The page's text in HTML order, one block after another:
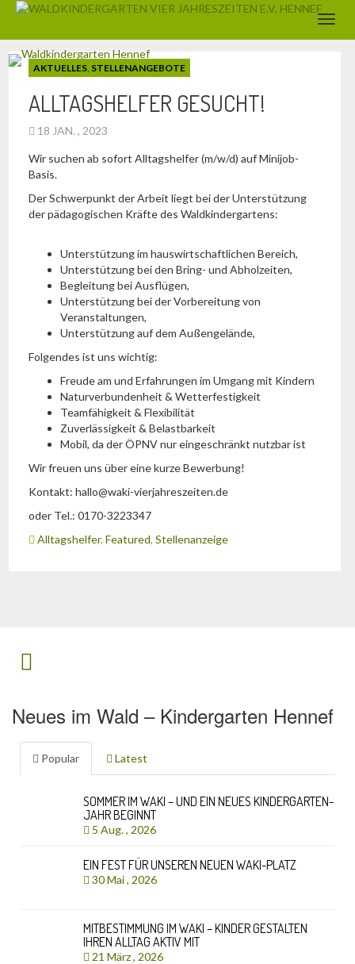
AKTUELLES, STELLENANGEBOTE
ALLTAGSHELFER GESUCHT!
18 JAN. , 2023
Wir suchen ab sofort Alltagshelfer (m/w/d) auf Minijob-
Basis.
Der Schwerpunkt der Arbeit liegt bei der Unterstützung
der pädagogischen Kräfte des Waldkindergartens:
Unterstützung im hauswirtschaftlichen Bereich,
Unterstützung bei den Bring- und Abholzeiten,
Begleitung bei Ausflügen,
Unterstützung bei der Vorbereitung von
Veranstaltungen,
Unterstützung auf dem Außengelände,
Folgendes ist uns wichtig:
Freude am und Erfahrungen im Umgang mit Kindern
Naturverbundenheit & Wetterfestigkeit
Teamfähigkeit & Flexibilität
Zuverlässigkeit & Belastbarkeit
Mobil, da der ÖPNV nur eingeschränkt nutzbar ist
Wir freuen uns über eine kurze Bewerbung!
Kontakt: hallo@waki-vierjahreszeiten.de
oder Tel.: 0170-3223347
Alltagshelfer, Featured, Stellenanzeige
Neues im Wald – Kindergarten Hennef
Popular Latest
SOMMER IM WAKI – UND EIN NEUES KINDERGARTEN-
JAHR BEGINNT
5 Aug. , 2026
EIN FEST FÜR UNSEREN NEUEN WAKI-PLATZ
30 Mai , 2026
MITBESTIMMUNG IM WAKI – KINDER GESTALTEN
IHREN ALLTAG AKTIV MIT
21 März , 2026